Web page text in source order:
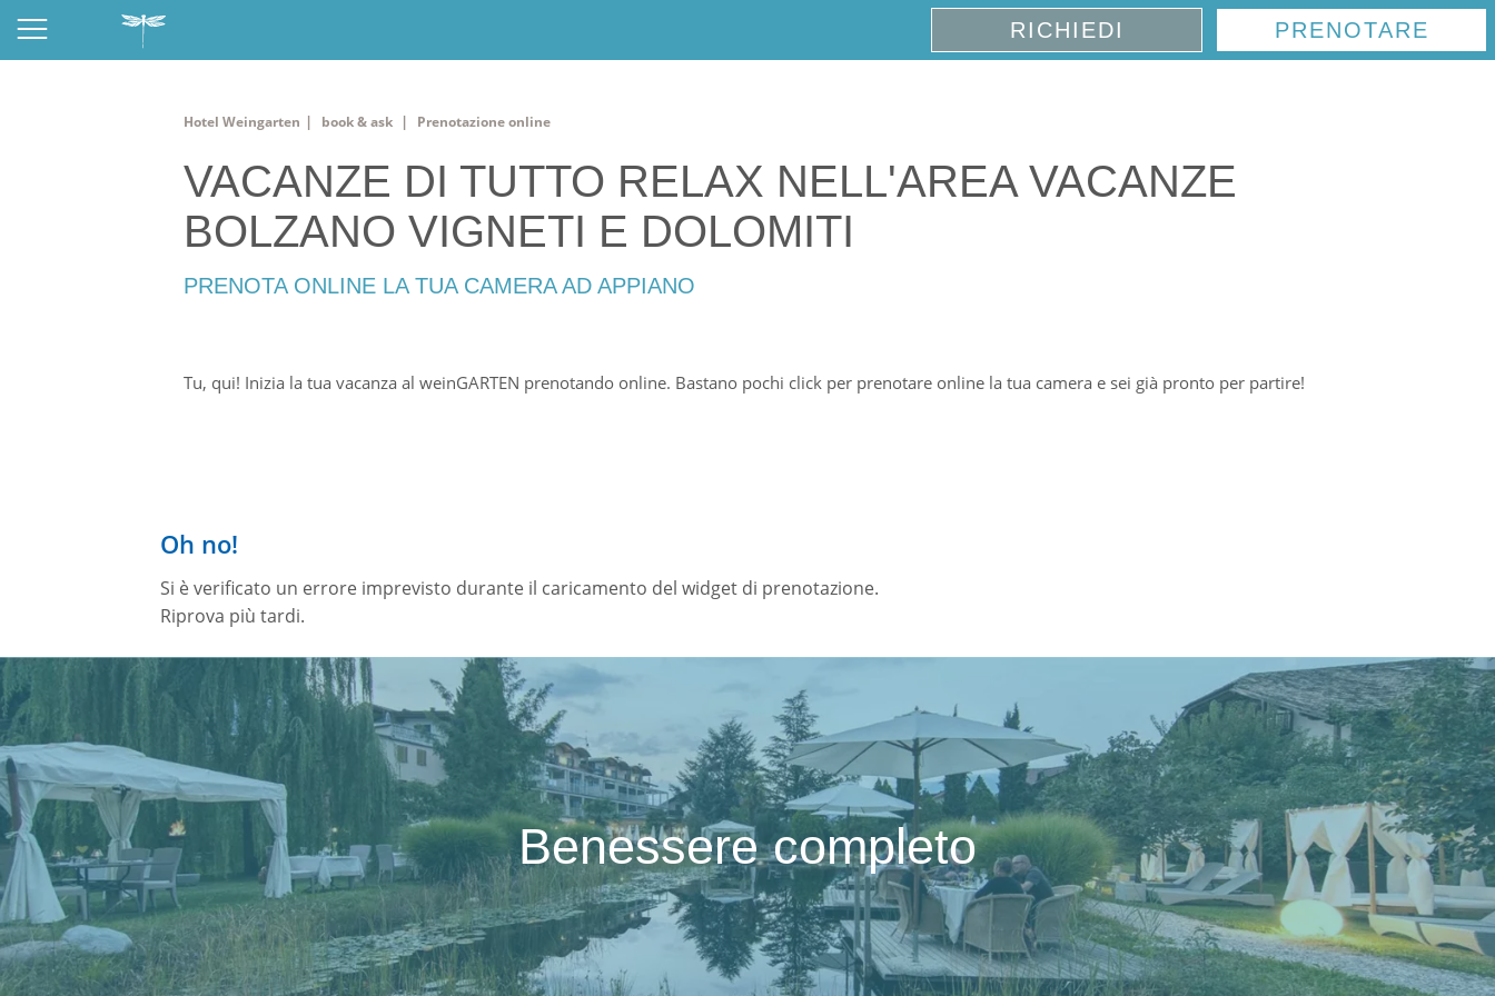
RICHIEDI PRENOTARE
Hotel Weingarten | book & ask Prenotazione online
VACANZE DI TUTTO RELAX NELL'AREA VACANZE
BOLZANO VIGNETI E DOLOMITI
PRENOTA ONLINE LA TUA CAMERA AD APPIANO
Tu, qui! Inizia la tua vacanza al weinGARTEN prenotando online. Bastano pochi click per prenotare online la tua camera e sei già pronto per partire!
Oh no!
Si è verificato un errore imprevisto durante il caricamento del widget di prenotazione.
Riprova più tardi.
Benessere completo